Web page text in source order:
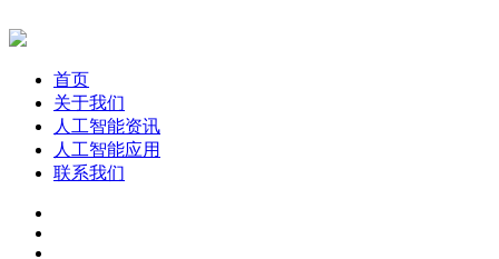
首页
关于我们
人工智能资讯
人工智能应用
联系我们